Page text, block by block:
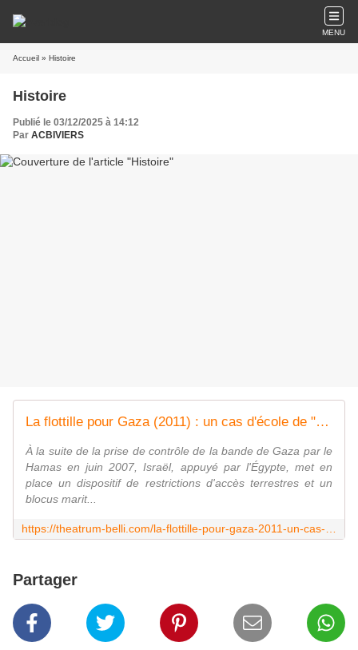
MENU
Accueil » Histoire
Histoire
Publié le 03/12/2025 à 14:12
Par ACBIVIERS
La flottille pour Gaza (2011) : un cas d'école de " lawfare " appliqué au domaine maritime.
À la suite de la prise de contrôle de la bande de Gaza par le
Hamas en juin 2007, Israël, appuyé par l'Égypte, met en
place un dispositif de restrictions d'accès terrestres et un
blocus marit...
Partager